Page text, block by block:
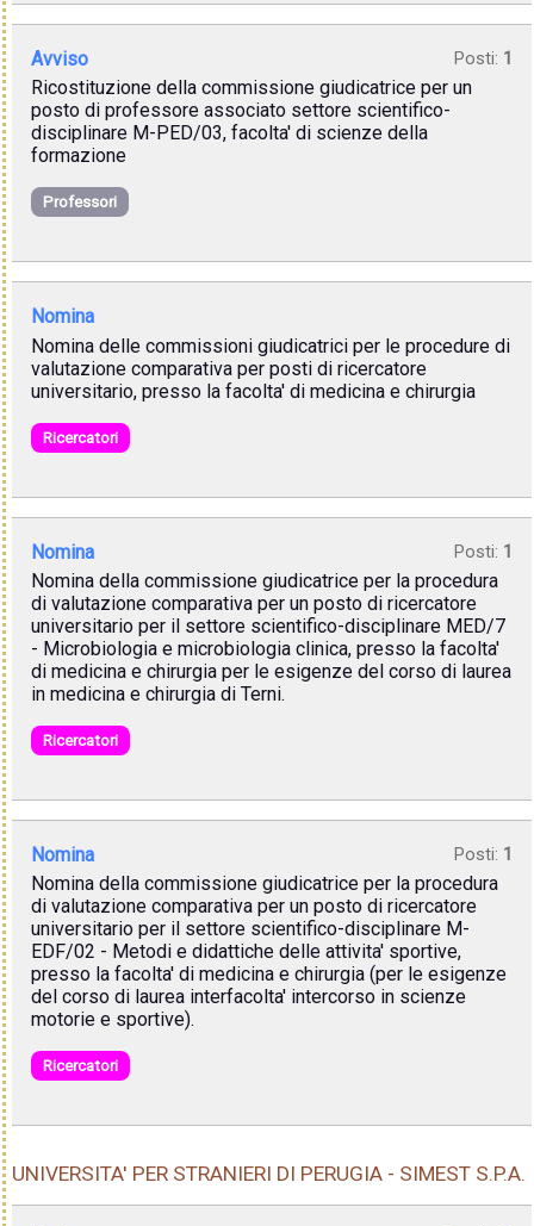
Avviso Posti: 1
Ricostituzione della commissione giudicatrice per un
posto di professore associato settore scientifico-
disciplinare M-PED/03, facolta' di scienze della
formazione
Professori
Nomina
Nomina delle commissioni giudicatrici per le procedure di
valutazione comparativa per posti di ricercatore
universitario, presso la facolta' di medicina e chirurgia
Ricercatori
Nomina Posti: 1
Nomina della commissione giudicatrice per la procedura
di valutazione comparativa per un posto di ricercatore
universitario per il settore scientifico-disciplinare MED/7
- Microbiologia e microbiologia clinica, presso la facolta'
di medicina e chirurgia per le esigenze del corso di laurea
in medicina e chirurgia di Terni.
Ricercatori
Nomina Posti: 1
Nomina della commissione giudicatrice per la procedura
di valutazione comparativa per un posto di ricercatore
universitario per il settore scientifico-disciplinare M-
EDF/02 - Metodi e didattiche delle attivita' sportive,
presso la facolta' di medicina e chirurgia (per le esigenze
del corso di laurea interfacolta' intercorso in scienze
motorie e sportive).
Ricercatori
UNIVERSITA' PER STRANIERI DI PERUGIA - SIMEST S.P.A.